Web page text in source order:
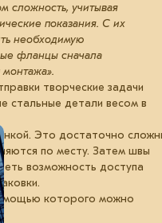
сложность, учитывая
показания. С их
необходимую
фланцы сначала
монтажа».
творческие задачи
стальные детали весом в
Это достаточно
по месту. Затем швы
возможность доступа
которого можно